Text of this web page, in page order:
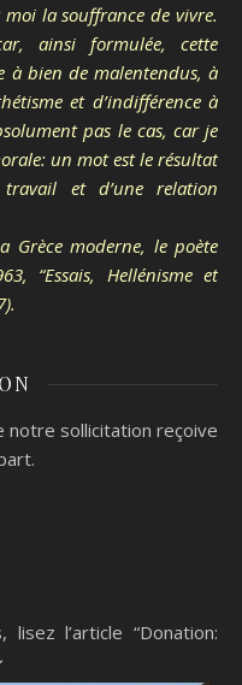
la souffrance de vivre.
ainsi formulée, cette
à bien de malentendus, à
et d’indifférence à
pas le cas, car je
un mot est le résultat
et d’une relation
Grèce moderne, le poète
“Essais, Hellénisme et
sollicitation reçoive
l’article “Donation: